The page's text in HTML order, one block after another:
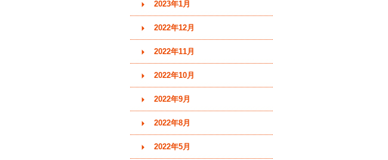
2023年1月
2022年12月
2022年11月
2022年10月
2022年9月
2022年8月
2022年5月